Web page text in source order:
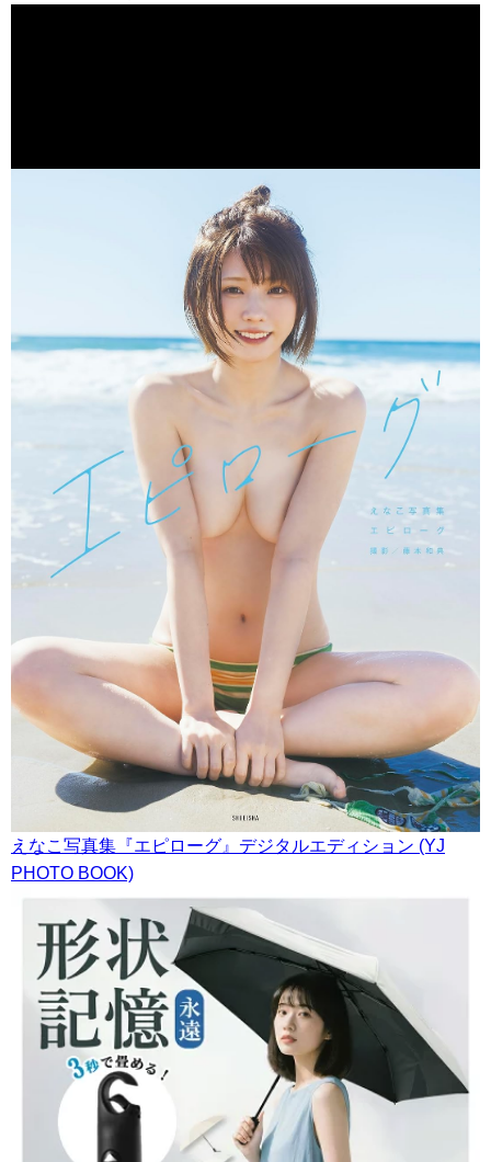
えなこ写真集『エピローグ』デジタルエディション (YJ
PHOTO BOOK)